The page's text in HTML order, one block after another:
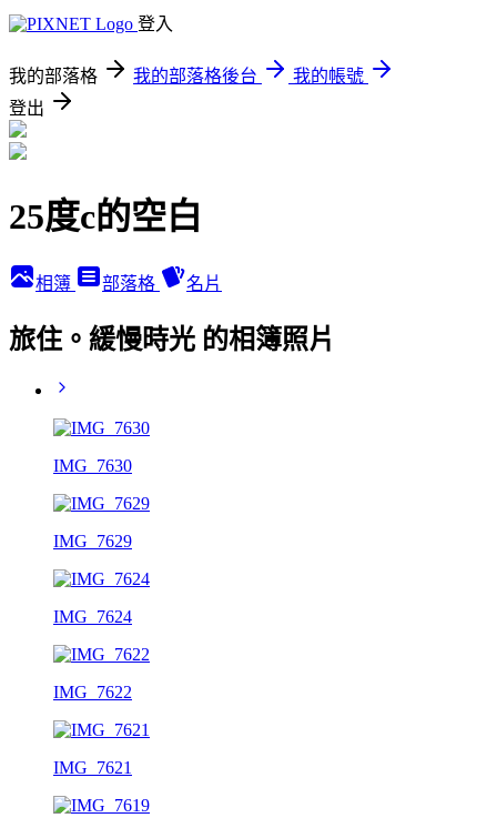
登入
我的部落格 我的部落格後台
我的帳號
登出
25度c的空白
相簿 部落格 名片
旅住。緩慢時光 的相簿照片
IMG_7630
IMG_7629
IMG_7624
IMG_7622
IMG_7621